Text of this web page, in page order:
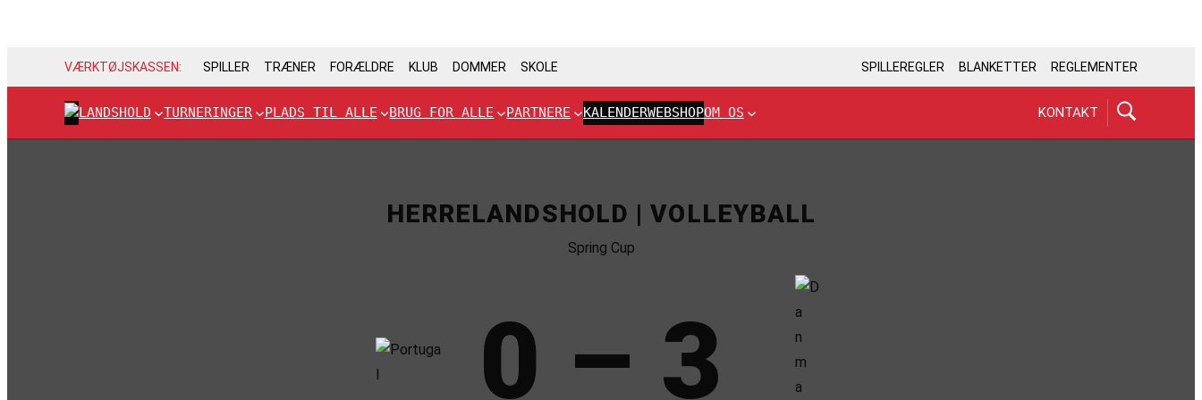
VÆRKTØJSKASSEN: SPILLER TRÆNER FORÆLDRE KLUB DOMMER SKOLE SPILLEREGLER BLANKETTER REGLEMENTER
LANDSHOLD TURNERINGER PLADS TIL ALLE BRUG FOR ALLE PARTNERE KALENDERWEBSHOPOM OS KONTAKT
HERRELANDSHOLD | VOLLEYBALL
Spring Cup
0 – 3